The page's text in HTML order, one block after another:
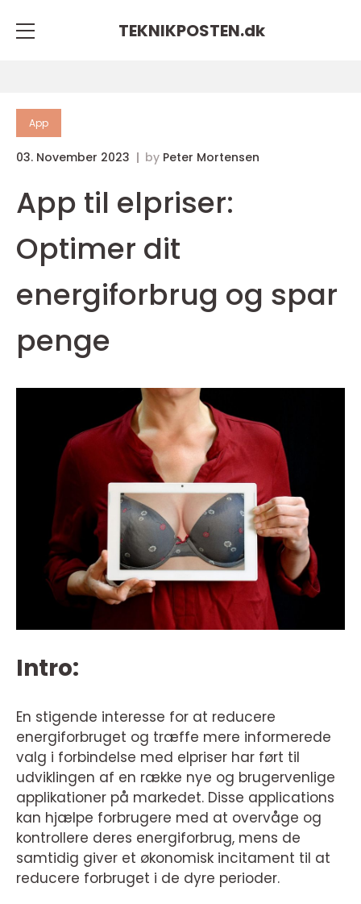
TEKNIKPOSTEN.dk
App
03. November 2023 by Peter Mortensen
App til elpriser:
Optimer dit
energiforbrug og spar
penge
Intro:
En stigende interesse for at reducere
energiforbruget og træffe mere informerede
valg i forbindelse med elpriser har ført til
udviklingen af en række nye og brugervenlige
applikationer på markedet. Disse applications
kan hjælpe forbrugere med at overvåge og
kontrollere deres energiforbrug, mens de
samtidig giver et økonomisk incitament til at
reducere forbruget i de dyre perioder.